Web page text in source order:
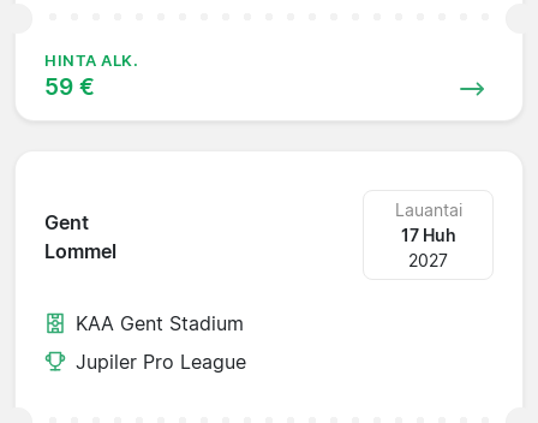
HINTA ALK.
59 €
Gent
Lommel
Lauantai
17 Huh
2027
KAA Gent Stadium
Jupiler Pro League